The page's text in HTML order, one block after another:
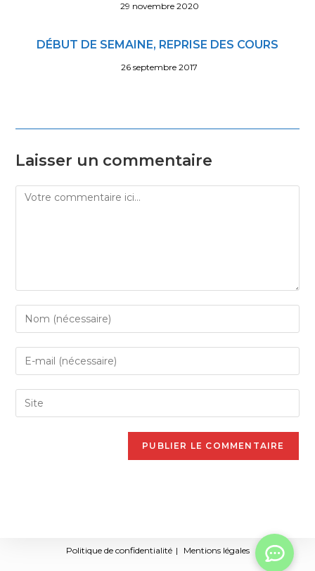
29 novembre 2020
DÉBUT DE SEMAINE, REPRISE DES COURS
26 septembre 2017
Laisser un commentaire
Politique de confidentialité Mentions légales